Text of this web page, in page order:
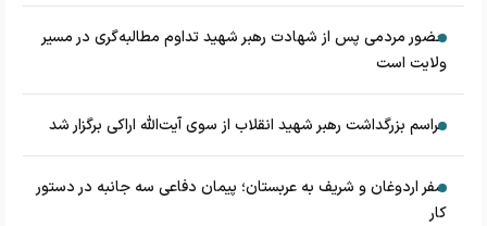
حضور مردمی پس از شهادت رهبر شهید تداوم مطالبه‌گری در مسیر
ولایت است
مراسم بزرگداشت رهبر شهید انقلاب از سوی آیت‌الله اراکی برگزار شد
سفر اردوغان و شریف به عربستان؛ پیمان دفاعی سه جانبه در دستور
کار